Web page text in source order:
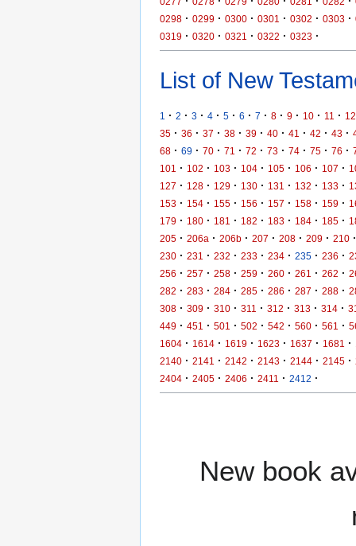
0298 · 0299 · 0300 · 0301 · 0302 · 0303 ·
0319 · 0320 · 0321 · 0322 · 0323 ·
List of New
1 · 2 · 3 · 4 · 5 · 6 · 7 · 8 · 9 · 10 · 11 · 12
35 · 36 · 37 · 38 · 39 · 40 · 41 · 42 · 43 ·
68 · 69 · 70 · 71 · 72 · 73 · 74 · 75 · 76 ·
101
· 102 · 103 · 104 · 105 · 106 · 107 ·
127 · 128 · 129 · 130 · 131 · 132 · 133 ·
153 · 154 · 155 · 156 · 157 · 158 · 159 ·
179 · 180 · 181 · 182 · 183 · 184 · 185 ·
205 · 206a · 206b · 207 · 208 · 209 · 210 ·
230 · 231 · 232 · 233 · 234 · 235 · 236 ·
256 · 257 · 258 · 259 · 260 · 261 · 262 ·
282 · 283 · 284 · 285 · 286 · 287 · 288 ·
308 · 309 · 310 · 311 · 312 · 313 · 314 ·
449 · 451 · 501 · 502 · 542 · 560 · 561 ·
1604 · 1614 · 1619 · 1623 · 1637 · 1681 ·
2140 · 2141 · 2142 · 2143 · 2144 · 2145 ·
2404 · 2405 · 2406 · 2411 · 2412 ·
New book